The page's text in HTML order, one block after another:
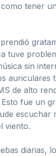
tener
tuve
sin
auriculares
de alto
fue un
escuchar
viento.
diarias,